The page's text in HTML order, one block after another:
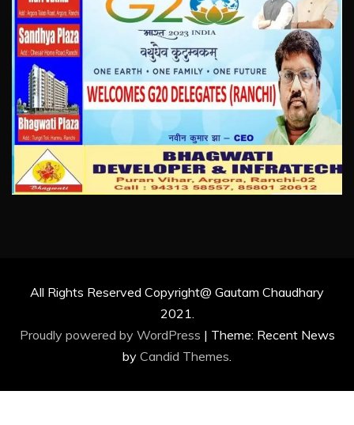
All Rights Reserved Copyright@ Gautam Chaudhary
2021.
Proudly powered by WordPress | Theme: Recent News
by Candid Themes